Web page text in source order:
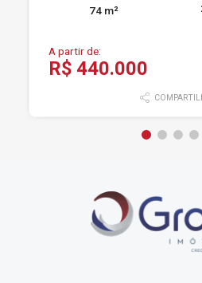
74 m²
A partir de:
R$ 440.000